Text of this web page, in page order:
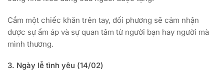
Cầm một chiếc khăn trên tay, đối phương sẽ cảm nhận
được sự ấm áp và sự quan tâm từ người bạn hay người mà
mình thương.
3. Ngày lễ tình yêu (14/02)